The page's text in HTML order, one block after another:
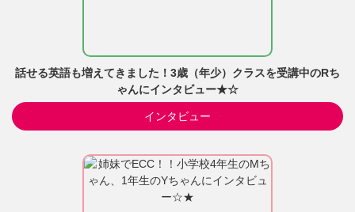
話せる英語も増えてきました！3歳（年少）クラスを受講中のRち
ゃんにインタビュー★☆
インタビュー